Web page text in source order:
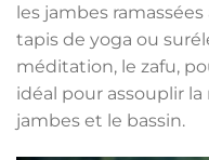
les jambes
tapis de yoga ou
méditation, le zafu,
idéal pour assouplir
jambes et le bassin.